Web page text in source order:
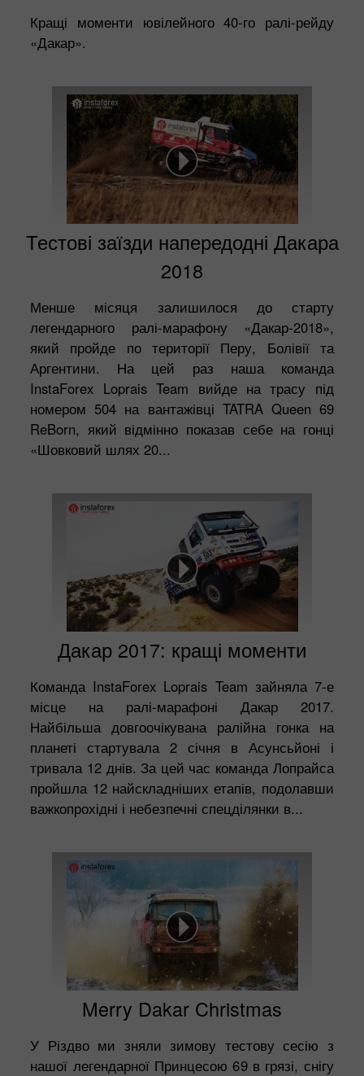
Кращі моменти ювілейного 40-го ралі-рейду
«Дакар».
Тестові заїзди напередодні Дакара
2018
Менше місяця залишилося до старту
легендарного ралі-марафону «Дакар-2018»,
який пройде по території Перу, Болівії та
Аргентини. На цей раз наша команда
InstaForex Loprais Team вийде на трасу під
номером 504 на вантажівці TATRA Queen 69
ReBorn, який відмінно показав себе на гонці
«Шовковий шлях 20...
Дакар 2017: кращі моменти
Команда InstaForex Loprais Team зайняла 7-е
місце на ралі-марафоні Дакар 2017.
Найбільша довгоочікувана ралійна гонка на
планеті стартувала 2 січня в Асунсьйоні і
тривала 12 днів. За цей час команда Лопрайса
пройшла 12 найскладніших етапів, подолавши
важкопрохідні і небезпечні спецділянки в...
Merry Dakar Christmas
У Різдво ми зняли зимову тестову сесію з
нашої легендарної Принцесою 69 в грязі, снігу